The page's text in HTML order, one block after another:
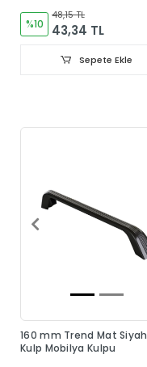
%10
48,15 TL
43,34 TL
Sepete Ekle
160 mm Trend Mat Siyah
Kulp Mobilya Kulpu